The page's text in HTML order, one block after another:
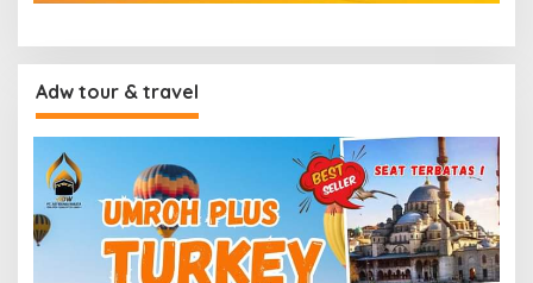
Adw tour & travel